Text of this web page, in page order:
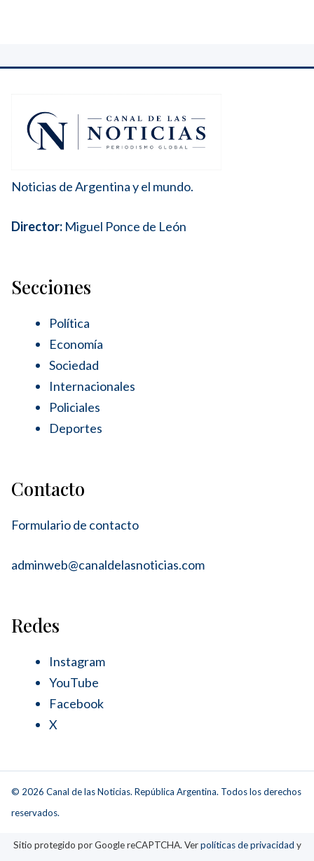
Noticias de Argentina y el mundo.
Director: Miguel Ponce de León
Secciones
Política
Economía
Sociedad
Internacionales
Policiales
Deportes
Contacto
Formulario de contacto
adminweb@canaldelasnoticias.com
Redes
Instagram
YouTube
Facebook
X
© 2026 Canal de las Noticias. República Argentina. Todos los derechos
reservados.
Sitio protegido por Google reCAPTCHA. Verpolíticas de privacidad y